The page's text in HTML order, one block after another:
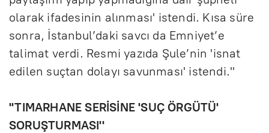
olarak ifadesinin alınması' istendi. Kısa süre
sonra, İstanbul’daki savcı da Emniyet’e
talimat verdi. Resmi yazıda Şule’nin 'isnat
edilen suçtan dolayı savunması' istendi."
''TIMARHANE SERİSİNE 'SUÇ ÖRGÜTÜ'
SORUŞTURMASI''